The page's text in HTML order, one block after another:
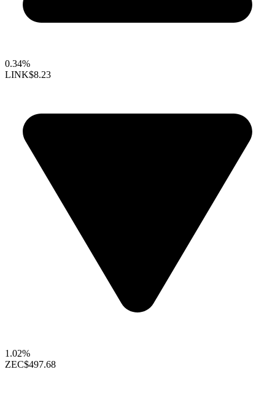
0.34%
LINK$8.23
1.02%
ZEC$497.68